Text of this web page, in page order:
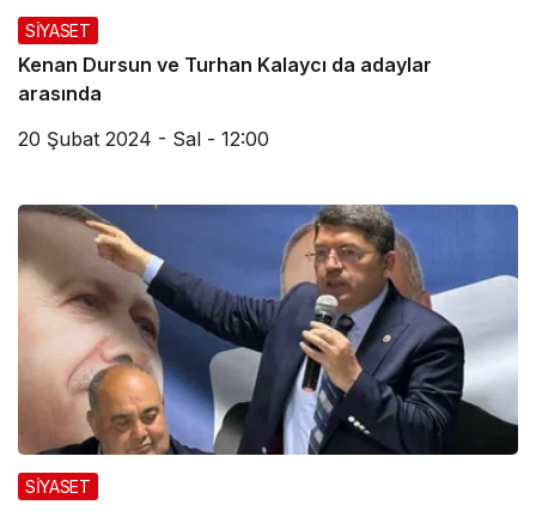
SİYASET
Kenan Dursun ve Turhan Kalaycı da adaylar
arasında
20 Şubat 2024 - Sal - 12:00
SİYASET